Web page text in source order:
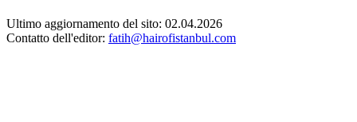
Ultimo aggiornamento del sito: 02.04.2026
Contatto dell'editor: fatih@hairofistanbul.com